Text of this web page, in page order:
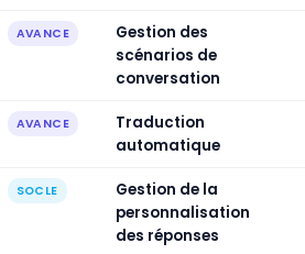
AVANCE
Gestion des
scénarios de
conversation
AVANCE
Traduction
automatique
SOCLE
Gestion de la
personnalisation
des réponses